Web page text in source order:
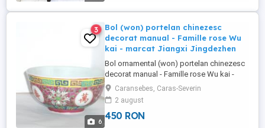
funcție ...
6
3
Bol (won) portelan chinezesc
decorat manual - Famille rose Wu
kai - marcat Jiangxi Jingdezhen
Bol ornamental (won) portelan chinezesc
decorat manual - Famille rose Wu kai -
marcat Jiangxi Jingdezhen Bolul are
marcajul original, cu rosu: ? ? / ? ? ? ?.
Stare: Foarte buna, fara defecte.
Dimensiuni: 12,5 cm diametru, 6 cm
Caransebes, Caras-Severin
2 august
450 RON